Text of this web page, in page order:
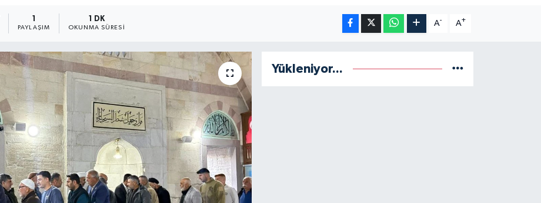
PAYLAŞIM
1 DK
OKUNMA SÜRESI
A- A+
Yükleniyor...